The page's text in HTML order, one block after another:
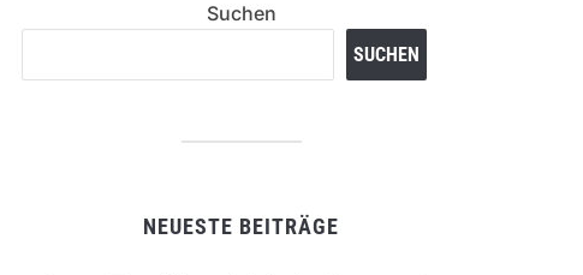
Suchen
SUCHEN
NEUESTE BEITRÄGE